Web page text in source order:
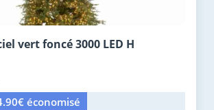
vert foncé 3000 LED H
économisé